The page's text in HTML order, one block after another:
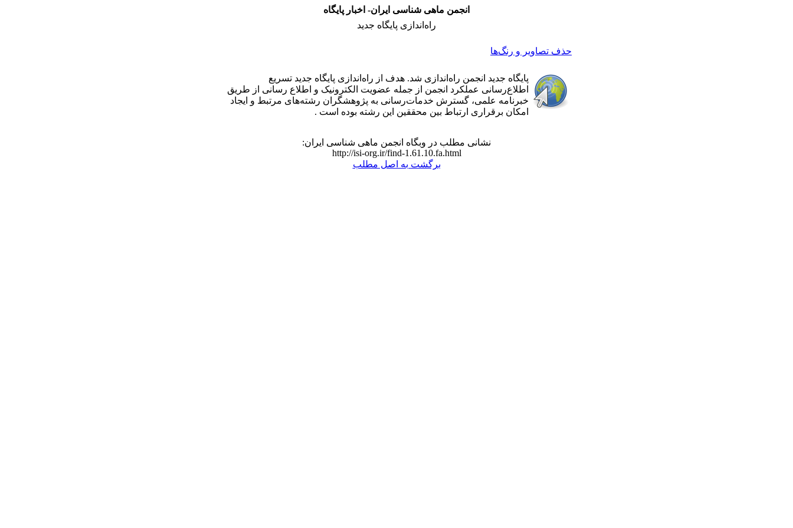
انجمن ماهی شناسی ایران- اخبار پایگاه
راه‌اندازی پایگاه جدید
حذف تصاویر و رنگ‌ها
پایگاه جدید ‏انجمن راه‌اندازی شد. هدف از راه‌اندازی پایگاه جدید تسریع
اطلاع‌رسانی عملکرد انجمن از جمله عضویت الکترونیک و اطلاع رسانی از طریق
خبرنامه علمی، ‏گسترش خدمات‌رسانی به پژوهشگران رشته‌های مرتبط و ایجاد
امکان برقراری ارتباط بین ‏محققین این رشته بوده است .
نشانی مطلب در وبگاه انجمن ماهی شناسی ایران:
http://isi-org.ir/find-1.61.10.fa.html
برگشت به اصل مطلب